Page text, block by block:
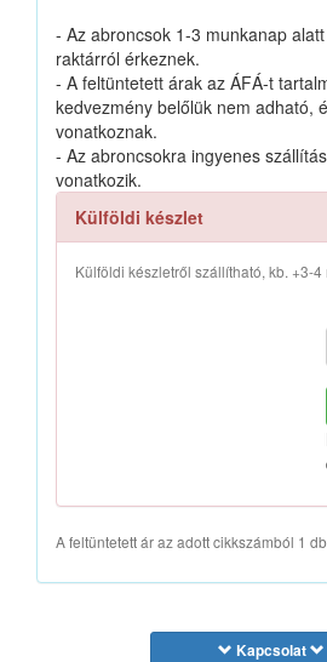
- Az abroncsok 1-3 munkanap
raktárról érkeznek.
- A feltüntetett árak az ÁFÁ-t
kedvezmény belőlük nem adható,
vonatkoznak.
- Az abroncsokra ingyenes
vonatkozik.
Külföldi készlet
Külföldi készletről szállítható, kb. +3-
A feltüntetett ár az adott cikkszámból 1
Kapcsolat